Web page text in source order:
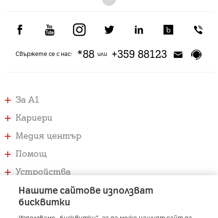
Свържете се с нас: *88или +359 88123
За А1
Кариери
Медия център
Помощ
Устройства
Услуги
Нашите сайтове използват
бисквитки